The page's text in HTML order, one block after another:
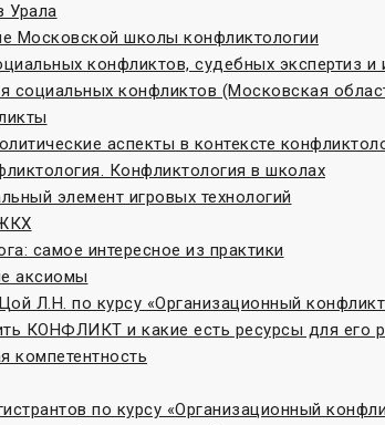
Урала
Московской школы конфликтологии
конфликтов, судебных экспертиз
социальных конфликтов (Московская
аспекты в контексте
Конфликтология в школах
элемент игровых технологий
самое интересное из практики
аксиомы
Л.Н. по курсу «Организационный
КОНФЛИКТ и какие есть ресурсы для его
компетентность
по курсу «Организационный